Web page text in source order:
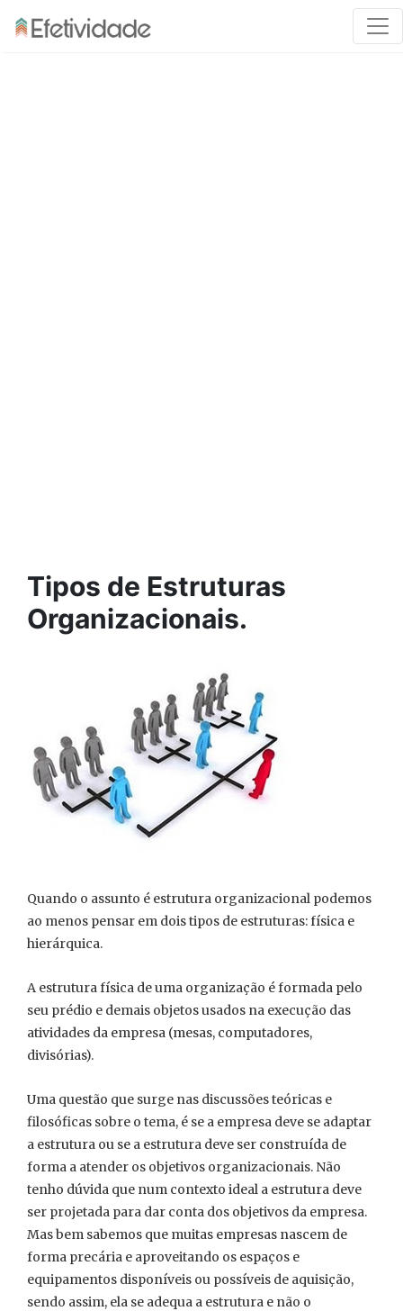
Tipos de Estruturas
Organizacionais.
Quando o assunto é estrutura organizacional podemos
ao menos pensar em dois tipos de estruturas: física e
hierárquica.
A estrutura física de uma organização é formada pelo
seu prédio e demais objetos usados na execução das
atividades da empresa (mesas, computadores,
divisórias).
Uma questão que surge nas discussões teóricas e
filosóficas sobre o tema, é se a empresa deve se adaptar
a estrutura ou se a estrutura deve ser construída de
forma a atender os objetivos organizacionais. Não
tenho dúvida que num contexto ideal a estrutura deve
ser projetada para dar conta dos objetivos da empresa.
Mas bem sabemos que muitas empresas nascem de
forma precária e aproveitando os espaços e
equipamentos disponíveis ou possíveis de aquisição,
sendo assim, ela se adequa a estrutura e não o